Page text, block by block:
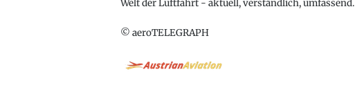
Welt der Luftfahrt - aktuell, verständlich, umfassend.
© aeroTELEGRAPH